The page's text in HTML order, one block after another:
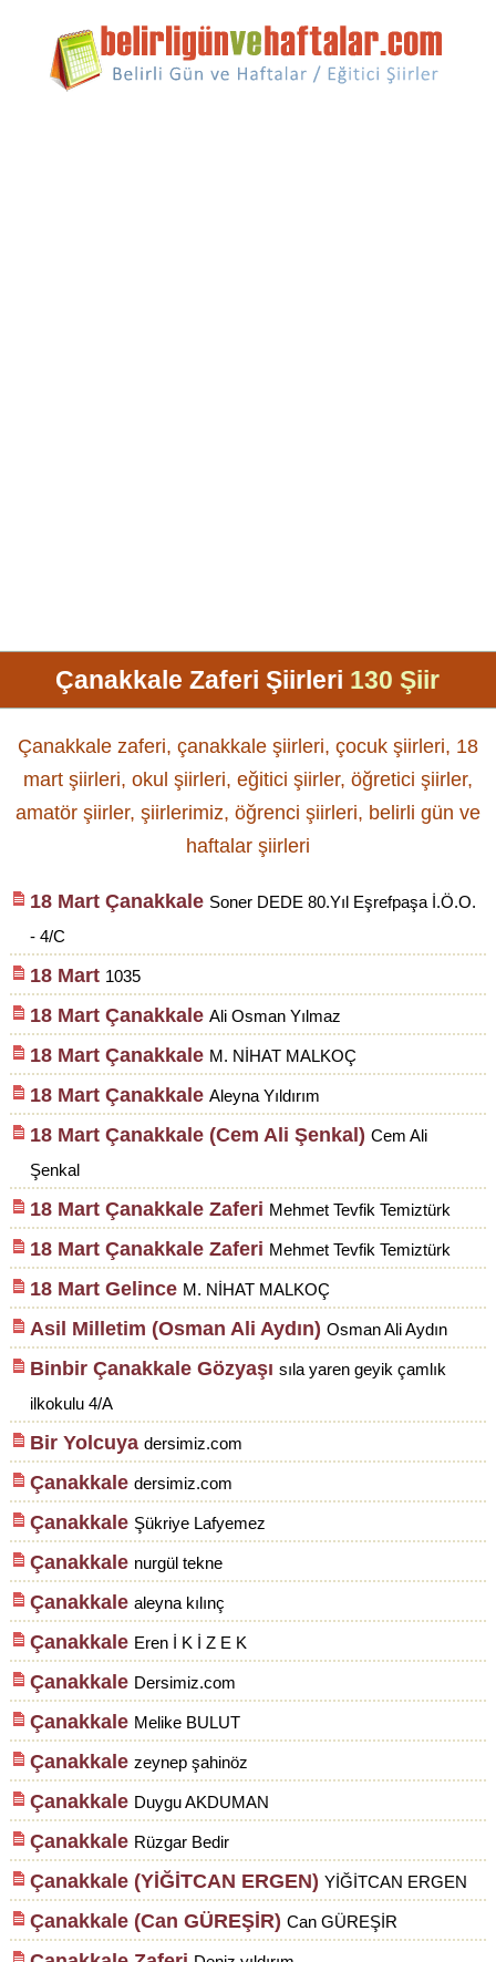
Çanakkale Zaferi Şiirleri 130 Şiir
Çanakkale zaferi, çanakkale şiirleri, çocuk şiirleri, 18
mart şiirleri, okul şiirleri, eğitici şiirler, öğretici şiirler,
amatör şiirler, şiirlerimiz, öğrenci şiirleri, belirli gün ve
haftalar şiirleri
18 Mart Çanakkale Soner DEDE 80.Yıl Eşrefpaşa İ.Ö.O.
- 4/C
18 Mart 1035
18 Mart Çanakkale Ali Osman Yılmaz
18 Mart Çanakkale M. NİHAT MALKOÇ
18 Mart Çanakkale Aleyna Yıldırım
18 Mart Çanakkale (Cem Ali Şenkal) Cem Ali
Şenkal
18 Mart Çanakkale Zaferi Mehmet Tevfik Temiztürk
18 Mart Çanakkale Zaferi Mehmet Tevfik Temiztürk
18 Mart Gelince M. NİHAT MALKOÇ
Asil Milletim (Osman Ali Aydın) Osman Ali Aydın
Binbir Çanakkale Gözyaşı sıla yaren geyik çamlık
ilkokulu 4/A
Bir Yolcuya dersimiz.com
Çanakkale dersimiz.com
Çanakkale Şükriye Lafyemez
Çanakkale nurgül tekne
Çanakkale aleyna kılınç
Çanakkale Eren İ K İ Z E K
Çanakkale Dersimiz.com
Çanakkale Melike BULUT
Çanakkale zeynep şahinöz
Çanakkale Duygu AKDUMAN
Çanakkale Rüzgar Bedir
Çanakkale (YİĞİTCAN ERGEN) YİĞİTCAN ERGEN
Çanakkale (Can GÜREŞİR) Can GÜREŞİR